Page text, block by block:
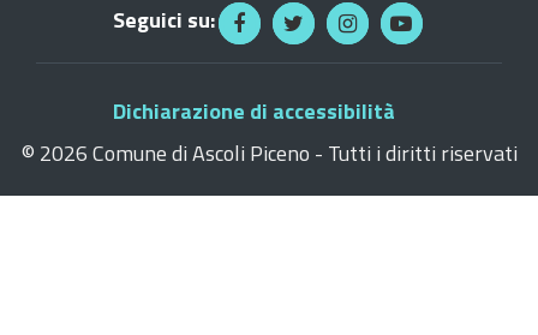
Seguici su:
Dichiarazione di accessibilità
© 2026 Comune di Ascoli Piceno - Tutti i diritti riservati